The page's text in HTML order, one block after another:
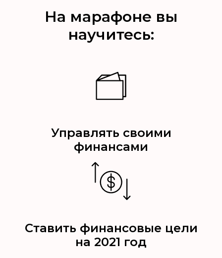
На марафоне вы
научитесь:
Управлять своими
финансами
Ставить финансовые цели
на 2021 год